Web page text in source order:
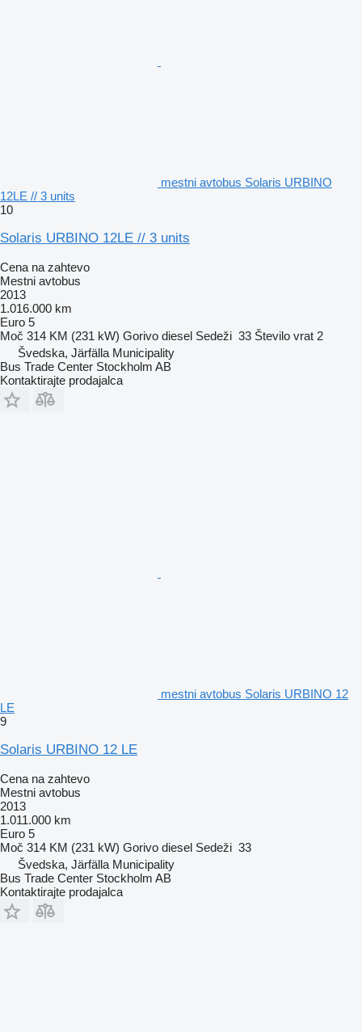
mestni avtobus Solaris URBINO
12LE // 3 units
10
Solaris URBINO 12LE // 3 units
Cena na zahtevo
Mestni avtobus
2013
1.016.000 km
Euro 5
Moč 314 KM (231 kW) Gorivo diesel Sedeži 33 Število vrat 2
Švedska, Järfälla Municipality
Bus Trade Center Stockholm AB
Kontaktirajte prodajalca
mestni avtobus Solaris URBINO 12
LE
9
Solaris URBINO 12 LE
Cena na zahtevo
Mestni avtobus
2013
1.011.000 km
Euro 5
Moč 314 KM (231 kW) Gorivo diesel Sedeži 33
Švedska, Järfälla Municipality
Bus Trade Center Stockholm AB
Kontaktirajte prodajalca